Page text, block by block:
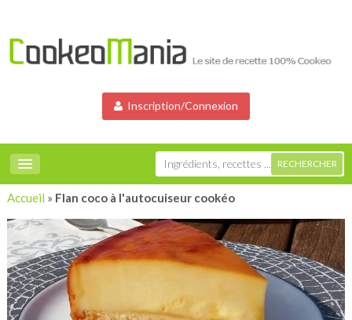
Inscription/Connexion
Accueil » Flan coco à l'autocuiseur cookéo